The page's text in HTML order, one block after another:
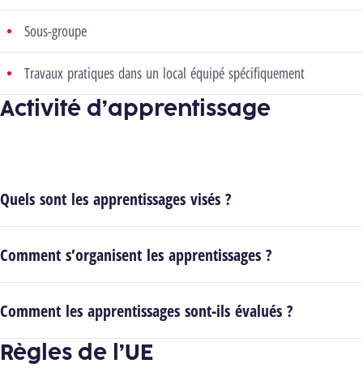
Sous-groupe
Travaux pratiques dans un local équipé spécifiquement
Activité d’apprentissage
Quels sont les apprentissages visés ?
Comment s’organisent les apprentissages ?
Comment les apprentissages sont-ils évalués ?
Règles de l’UE